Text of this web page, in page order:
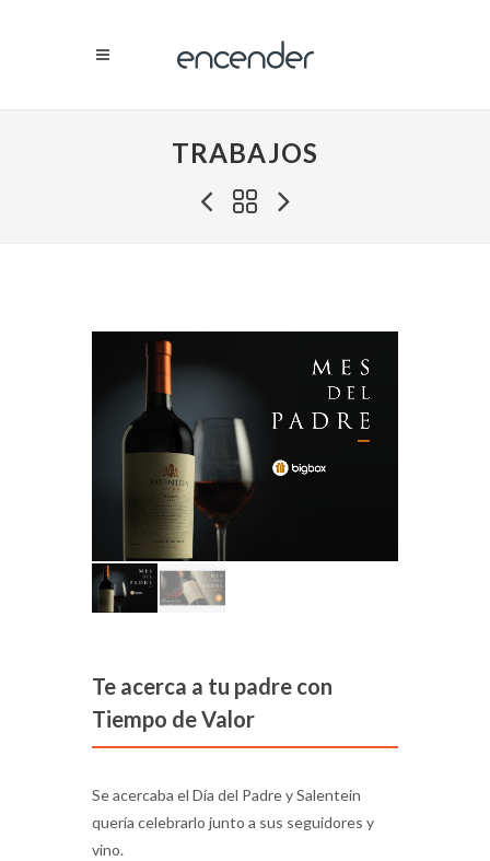
TRABAJOS
Te acerca a tu padre con
Tiempo de Valor
Se acercaba el Día del Padre y Salentein
quería celebrarlo junto a sus seguidores y
vino.